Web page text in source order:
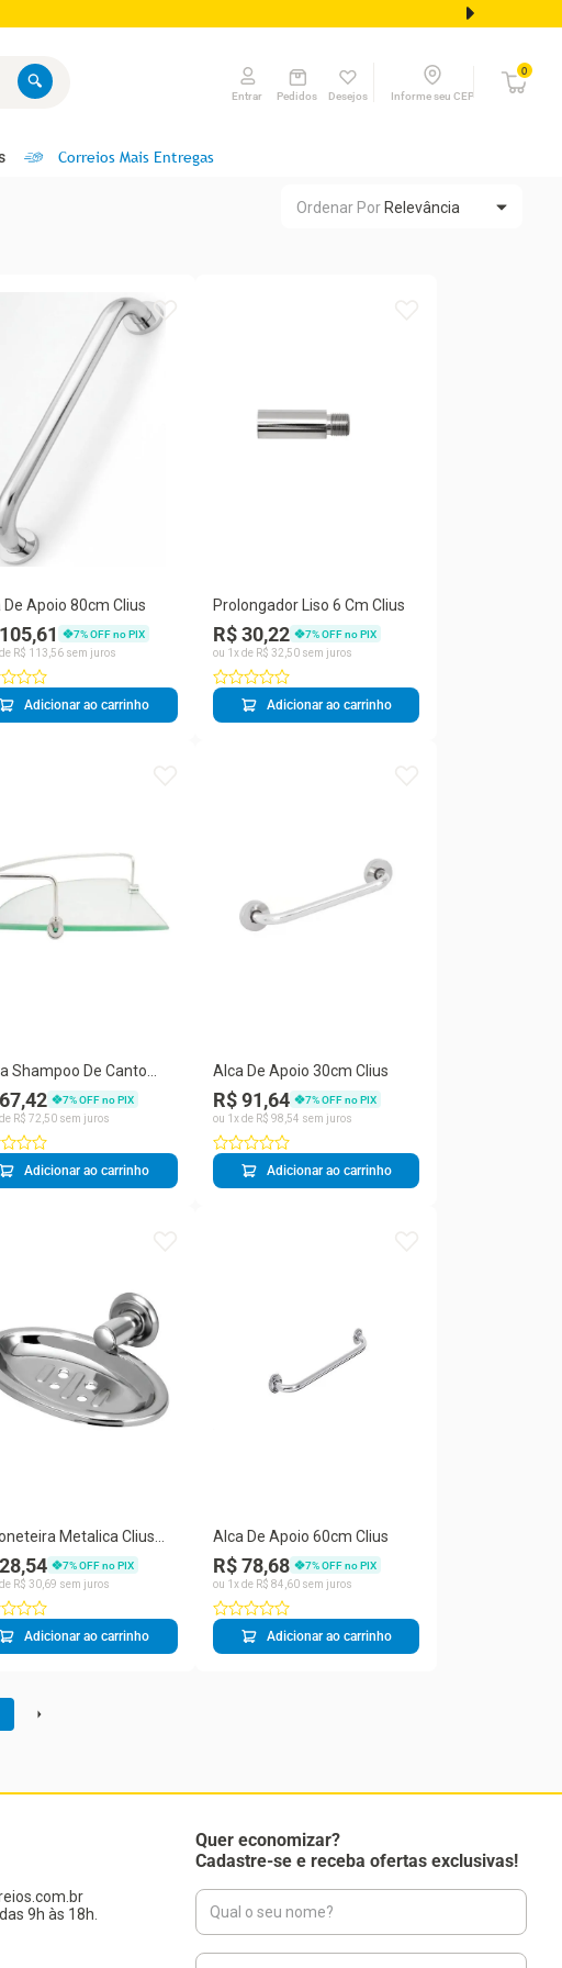
Entrar Pedidos Desejos Informe seu CEP
0
Correios Mais Entregas
Ordenar Por Relevância
De Apoio 80cm Clius
7% OFF no PIX
R$ 113 56 sem juros
Adicionar ao carrinho
Prolongador Liso 6 Cm Clius
R$ 30,22 7% OFF no PIX
ou 1 x de R$ 32 50sem juros
Adicionar ao carrinho
Shampoo De Canto
Clius Metais
7% OFF no PIX
R$ 72 50 sem juros
Adicionar ao carrinho
Alca De Apoio 30cm Clius
R$ 91,64 7% OFF no PIX
ou 1 x de R$ 98 54 sem juros
Adicionar ao carrinho
Metalica Clius
7% OFF no PIX
R$ 30 69 sem juros
Adicionar ao carrinho
Alca De Apoio 60cm Clius
R$ 78,68 7% OFF no PIX
ou 1 x de R$ 84 60sem juros
Adicionar ao carrinho
9h às 18h.
Quer economizar?
Cadastre-se e receba ofertas exclusivas!